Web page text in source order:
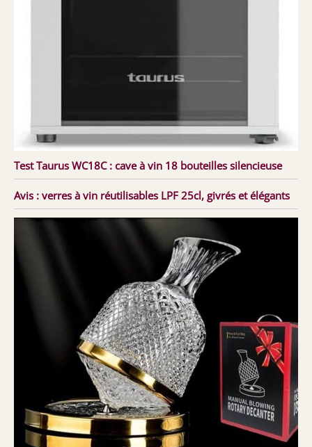
Test Taurus WC18C : cave à vin 18 bouteilles silencieuse
Avis : verres à vin réutilisables LPF 25cl, givrés et élégants